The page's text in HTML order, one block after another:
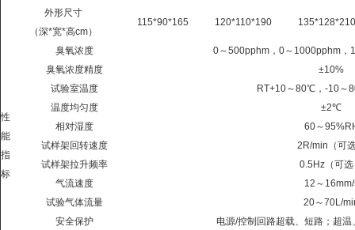
外形尺寸
（深*宽*高cm）
115*90*165 120*110*190 135*128*210
性
能
指
标
臭氧浓度 0～500pphm，0～1000pphm，
臭氧浓度精度
±10%
试验室温度
RT+10～80℃，-10～
温度均匀度
±2℃
相对湿度
60～
试样架回转速度
2R/min（可
试样架拉升频率
0.5Hz（可
气流速度
12～
试验气体流量
20～70L/
安全保护
电源/控制回路超载、短路；超